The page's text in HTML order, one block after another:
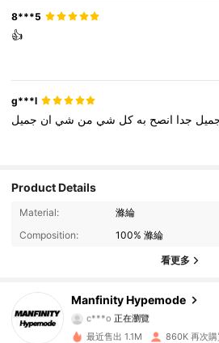
8***5
👍
g***l
جدا انصح به كل شي من شي ان جميل
Product Details
Material:
滌綸
Composition:
100% 滌綸
看更多
Manfinity Hypemode
295K 追蹤者
正在瀏覽
4.91
295K 追蹤者
最近售出 1.1M 860K 再次購